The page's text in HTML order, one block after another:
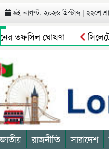
৬ই আগস্ট, ২০২৬ খ্রিস্টাব্দ | ২২শে
তফসিল ঘোষণা সিলেটে
জাতীয় রাজনীতি সারাদেশ